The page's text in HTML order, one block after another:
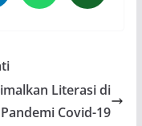
Literasi di
Covid-19